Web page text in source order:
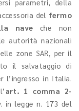
parametri, della
del fermo
nave che non
autorità nazionali
zone SAR, per il
il salvataggio di
l’ingresso in Italia.
art. 1 comma 2-
in legge n. 173 del